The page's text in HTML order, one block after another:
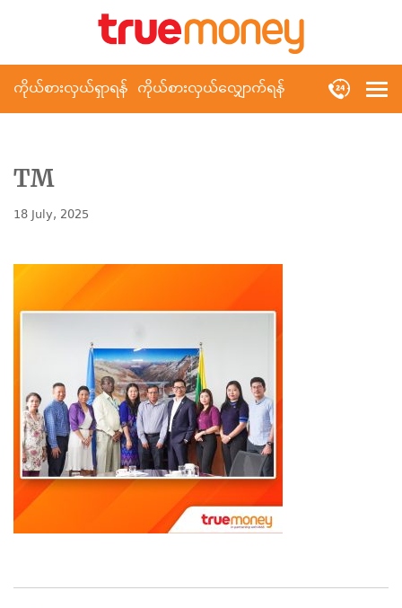
ကိုယ်စားလှယ်ရှာရန် ကိုယ်စားလှယ်လျှောက်ရန်
TM
18 July, 2025